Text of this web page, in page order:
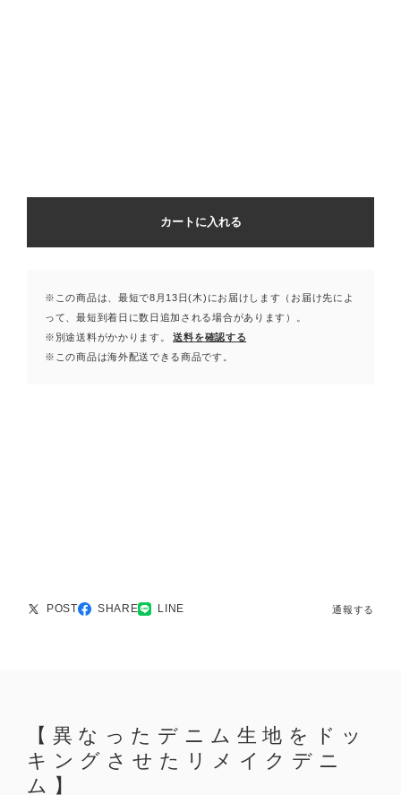
カートに入れる
※この商品は、最短で8月13日(木)にお届けします（お届け先によ
って、最短到着日に数日追加される場合があります）。
※別途送料がかかります。
送料を確認する
※この商品は海外配送できる商品です。
POST SHARE LINE 通報する
【異なったデニム生地をドッ
キングさせたリメイクデニ
ム】